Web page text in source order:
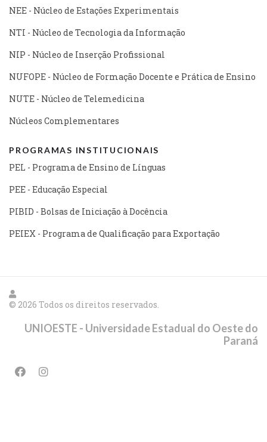
NEE - Núcleo de Estações Experimentais
NTI - Núcleo de Tecnologia da Informação
NIP - Núcleo de Inserção Profissional
NUFOPE - Núcleo de Formação Docente e Prática de Ensino
NUTE - Núcleo de Telemedicina
Núcleos Complementares
PROGRAMAS INSTITUCIONAIS
PEL - Programa de Ensino de Línguas
PEE - Educação Especial
PIBID - Bolsas de Iniciação à Docência
PEIEX - Programa de Qualificação para Exportação
© 2026 Todos os direitos reservados.
UNIOESTE - Universidade Estadual do Oeste do
Paraná